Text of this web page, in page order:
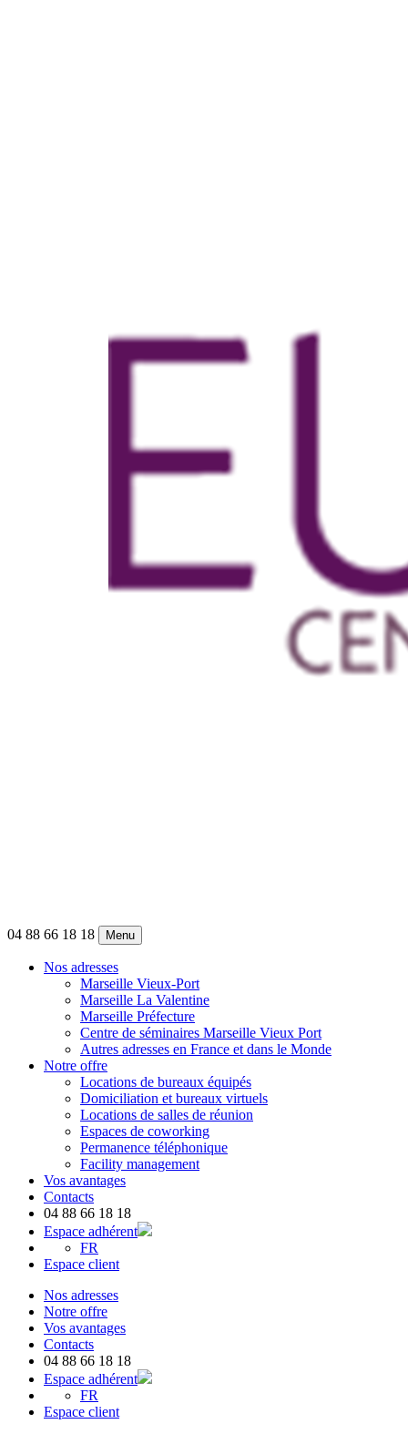
04 88 66 18 18 Menu
Nos adresses
Marseille Vieux-Port
Marseille La Valentine
Marseille Préfecture
Centre de séminaires Marseille Vieux Port
Autres adresses en France et dans le Monde
Notre offre
Locations de bureaux équipés
Domiciliation et bureaux virtuels
Locations de salles de réunion
Espaces de coworking
Permanence téléphonique
Facility management
Vos avantages
Contacts
04 88 66 18 18
Espace adhérent
FR
Espace client
Nos adresses
Notre offre
Vos avantages
Contacts
04 88 66 18 18
Espace adhérent
FR
Espace client